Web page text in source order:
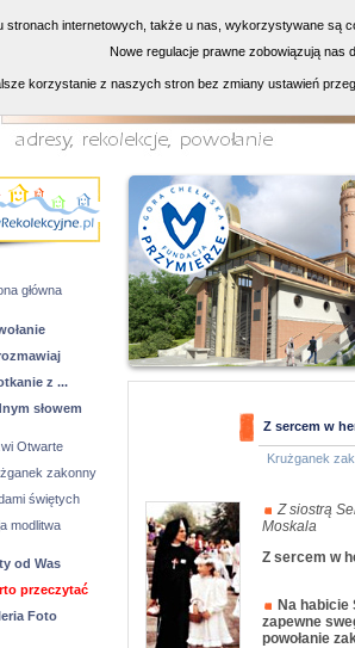
główna
z ...
słowem
Otwarte
zakonny
świętych
modlitwa
od Was
przeczytać
Foto
Z sercem w
Krużganek
Z siostrą
Moskala
Z sercem w
Na
zapewne
powołanie
stronach internetowych, także u nas, wykorzystywane są
Nowe regulacje prawne zobowiązują nas
korzystanie z naszych stron bez zmiany ustawień